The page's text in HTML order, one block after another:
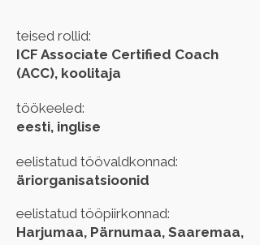
teised rollid:
ICF Associate Certified Coach
(ACC), koolitaja
töökeeled:
eesti, inglise
eelistatud töövaldkonnad:
äriorganisatsioonid
eelistatud tööpiirkonnad:
Harjumaa, Pärnumaa, Saaremaa,